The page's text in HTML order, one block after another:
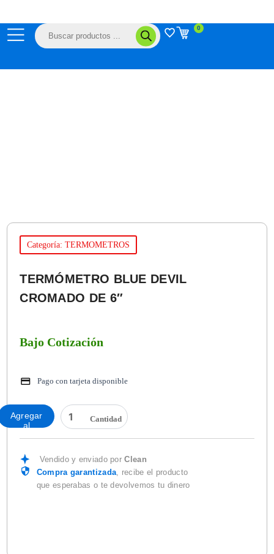
al
contenido
Búsqueda
de
0
Categoría: TERMOMETROS
TERMÓMETRO BLUE DEVIL
CROMADO DE 6″
Bajo Cotización
Pago con tarjeta disponible
TERMÓMETRO
BLUE
DE
6"
cantidad
Agregar
al
Vendido y enviado porClean
Compra garantizada, recibe el producto
que esperabas o te devolvemos tu dinero